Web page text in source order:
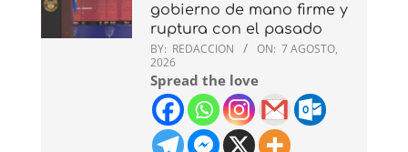
gobierno de mano firme y
ruptura con el pasado
BY: REDACCION ON: 7 AGOSTO,
2026
Spread the love